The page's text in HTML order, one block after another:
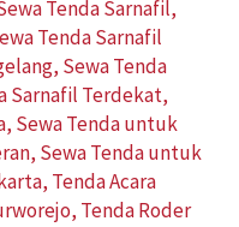
Tenda Sarnafil,
Tenda Sarnafil
, Sewa Tenda
Sarnafil Terdekat,
, Sewa Tenda untuk
, Sewa Tenda untuk
, Tenda Acara
, Tenda Roder